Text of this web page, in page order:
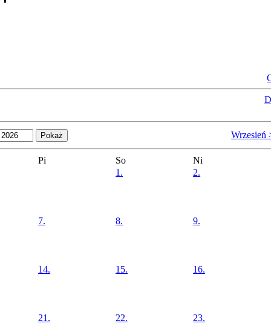
'
Wrzesień
Pi So
Ni
1.
2.
7. 8. 9.
14. 15. 16.
21. 22. 23.